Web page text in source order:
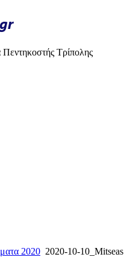
Τρίπολης
2020 2020-10-10_Mitseas